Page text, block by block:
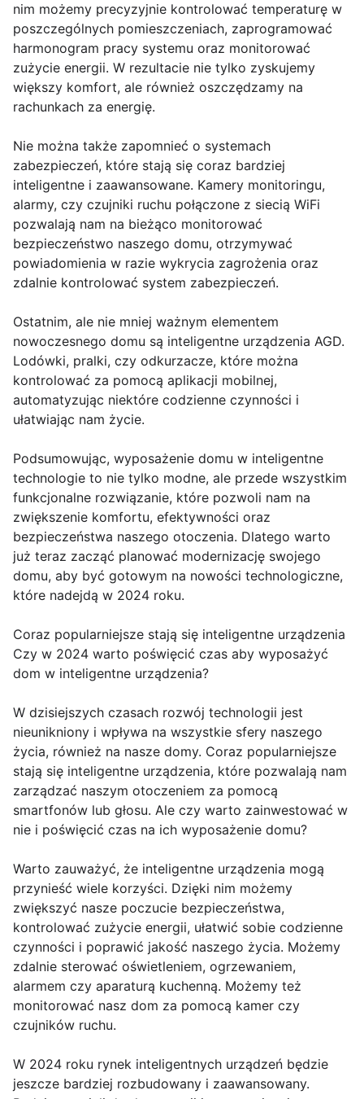
nim możemy precyzyjnie kontrolować temperaturę w
poszczególnych pomieszczeniach, zaprogramować
harmonogram pracy systemu oraz monitorować
zużycie energii. W rezultacie nie tylko zyskujemy
większy komfort, ale również oszczędzamy na
rachunkach za energię.
Nie można także zapomnieć o systemach
zabezpieczeń, które stają się coraz bardziej
inteligentne i zaawansowane. Kamery monitoringu,
alarmy, czy czujniki ruchu połączone z siecią WiFi
pozwalają nam na bieżąco monitorować
bezpieczeństwo naszego domu, otrzymywać
powiadomienia w razie wykrycia zagrożenia oraz
zdalnie kontrolować system zabezpieczeń.
Ostatnim, ale nie mniej ważnym elementem
nowoczesnego domu są inteligentne urządzenia AGD.
Lodówki, pralki, czy odkurzacze, które można
kontrolować za pomocą aplikacji mobilnej,
automatyzując niektóre codzienne czynności i
ułatwiając nam życie.
Podsumowując, wyposażenie domu w inteligentne
technologie to nie tylko modne, ale przede wszystkim
funkcjonalne rozwiązanie, które pozwoli nam na
zwiększenie komfortu, efektywności oraz
bezpieczeństwa naszego otoczenia. Dlatego warto
już teraz zacząć planować modernizację swojego
domu, aby być gotowym na nowości technologiczne,
które nadejdą w 2024 roku.
Coraz popularniejsze stają się inteligentne urządzenia
Czy w 2024 warto poświęcić czas aby wyposażyć
dom w inteligentne urządzenia?
W dzisiejszych czasach rozwój technologii jest
nieunikniony i wpływa na wszystkie sfery naszego
życia, również na nasze domy. Coraz popularniejsze
stają się inteligentne urządzenia, które pozwalają nam
zarządzać naszym otoczeniem za pomocą
smartfonów lub głosu. Ale czy warto zainwestować w
nie i poświęcić czas na ich wyposażenie domu?
Warto zauważyć, że inteligentne urządzenia mogą
przynieść wiele korzyści. Dzięki nim możemy
zwiększyć nasze poczucie bezpieczeństwa,
kontrolować zużycie energii, ułatwić sobie codzienne
czynności i poprawić jakość naszego życia. Możemy
zdalnie sterować oświetleniem, ogrzewaniem,
alarmem czy aparaturą kuchenną. Możemy też
monitorować nasz dom za pomocą kamer czy
czujników ruchu.
W 2024 roku rynek inteligentnych urządzeń będzie
jeszcze bardziej rozbudowany i zaawansowany.